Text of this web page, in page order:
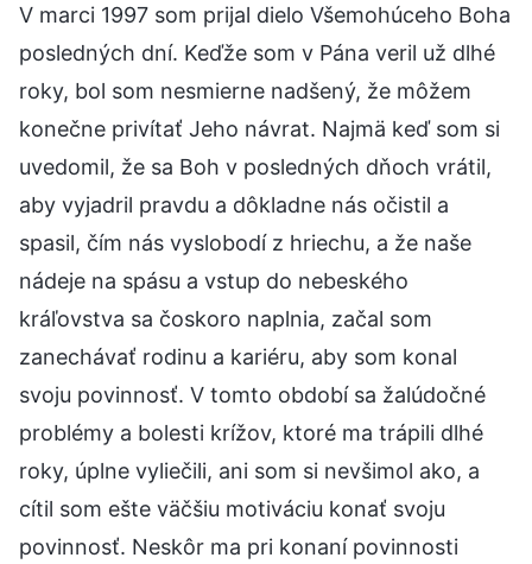
V marci 1997 som prijal dielo Všemohúceho Boha
posledných dní. Keďže som v Pána veril už dlhé
roky, bol som nesmierne nadšený, že môžem
konečne privítať Jeho návrat. Najmä keď som si
uvedomil, že sa Boh v posledných dňoch vrátil,
aby vyjadril pravdu a dôkladne nás očistil a
spasil, čím nás vyslobodí z hriechu, a že naše
nádeje na spásu a vstup do nebeského
kráľovstva sa čoskoro naplnia, začal som
zanechávať rodinu a kariéru, aby som konal
svoju povinnosť. V tomto období sa žalúdočné
problémy a bolesti krížov, ktoré ma trápili dlhé
roky, úplne vyliečili, ani som si nevšimol ako, a
cítil som ešte väčšiu motiváciu konať svoju
povinnosť. Neskôr ma pri konaní povinnosti